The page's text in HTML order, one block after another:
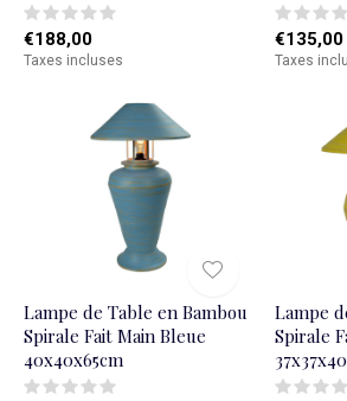
€188,00
Taxes incluses
€135,00
Taxes
Lampe de Table en Bambou
Spirale Fait Main Bleue
40x40x65cm
Lampe
Spirale